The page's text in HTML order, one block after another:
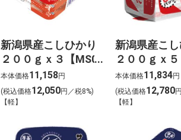
新潟県産こしひかり
２００ｇｘ３【MS02
web用】
本体価格11,158円
(税込価格12,050円／税8%)
【軽】
新潟県産こし
２００ｇｘ
web用】
本体価格11,834円
(税込価格12,780
【軽】